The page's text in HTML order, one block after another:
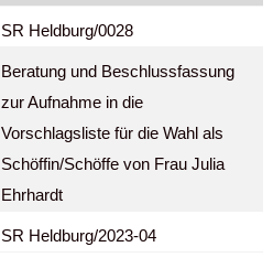
SR Heldburg/0028
Beratung und Beschlussfassung
zur Aufnahme in die
Vorschlagsliste für die Wahl als
Schöffin/Schöffe von Frau Julia
Ehrhardt
SR Heldburg/2023-04